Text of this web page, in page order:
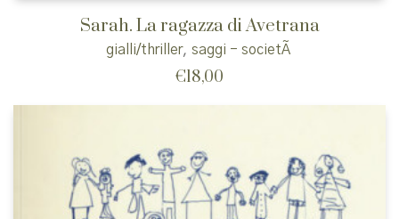
Sarah. La ragazza di Avetrana
gialli/thriller, saggi - societÃ
€18,00